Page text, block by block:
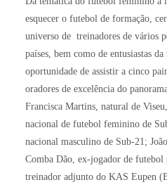
esquecer o futebol de formação,
universo de treinadores de vários
países, bem como de entusiastas
oportunidade de assistir a cinco
oradores de excelência do
Francisca Martins, natural de
nacional de futebol feminino de
nacional masculino de Sub-21;
Comba Dão, ex-jogador de futebol
treinador adjunto do KAS Eupen